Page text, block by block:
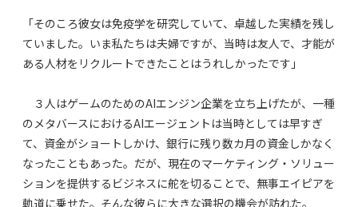
「そのころ彼女は免疫学を研究していて、卓越した実績を残し
ていました。いま私たちは夫婦ですが、当時は友人で、才能が
ある人材をリクルートできたことはうれしかったです」
３人はゲームのためのAIエンジン企業を立ち上げたが、一種
のメタバースにおけるAIエージェントは当時としては早すぎ
て、資金がショートしかけ、銀行に残り数カ月の資金しかなく
なったこともあった。だが、現在のマーケティング・ソリュー
ションを提供するビジネスに舵を切ることで、無事エイピアを
軌道に乗せた。そんな彼らに大きな選択の機会が訪れた。